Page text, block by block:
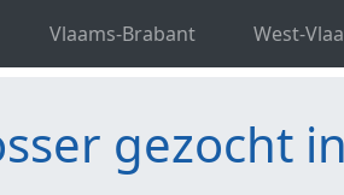
Vlaams-Brabant West-
Tildonk
gezocht